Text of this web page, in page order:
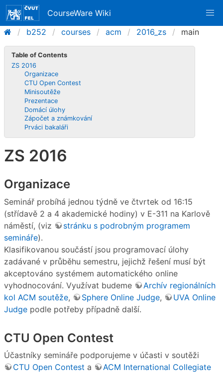
CourseWare Wiki
b252
courses acm 2016_zs main
Table of Contents
ZS 2016
Organizace
CTU Open Contest
Minisoutěže
Prezentace
Domácí úlohy
Zápočet a známkování
Prváci bakaláři
ZS 2016
Organizace
Seminář probíhá jednou týdně ve čtvrtek od 16:15
(střídavě 2 a 4 akademické hodiny) v E-311 na Karlově
náměstí, (viz
stránku s podrobným programem
semináře).
Klasifikovanou součástí jsou programovací úlohy
zadávané v průběhu semestru, jejichž řešení musí být
akceptováno systémem automatického online
vyhodnocování. Využívat budeme
Archív regionálních
kol ACM soutěže, Sphere Online Judge,
UVA Online
Judge podle potřeby případně další.
CTU Open Contest
Účastníky semináře podporujeme v účasti v soutěži
CTU Open Contest a
ACM International Collegiate